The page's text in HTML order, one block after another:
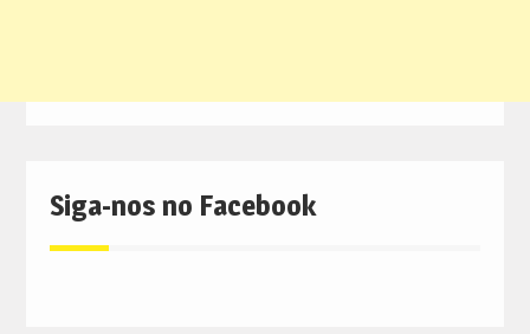
Siga-nos no Facebook